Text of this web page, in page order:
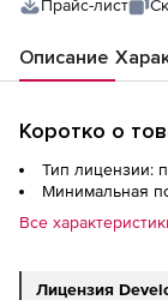
Прайс-лист
Описание
Коротко о
Тип лицензии:
Минимальная
Все
Лицензия